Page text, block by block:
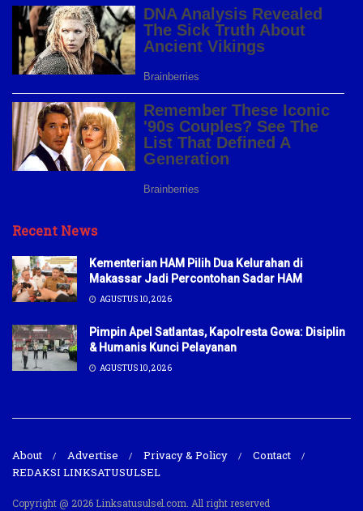
Recent News
Kementerian HAM Pilih Dua Kelurahan di
Makassar Jadi Percontohan Sadar HAM
AGUSTUS 10, 2026
Pimpin Apel Satlantas, Kapolresta Gowa: Disiplin
& Humanis Kunci Pelayanan
AGUSTUS 10, 2026
About Advertise Privacy & Policy
Contact
REDAKSI LINKSATUSULSEL
Copyright @ 2026 Linksatusulsel.com. All right reserved